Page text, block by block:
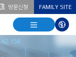
방문신청 FAMILY SITE
열기
열기
다국어
열기